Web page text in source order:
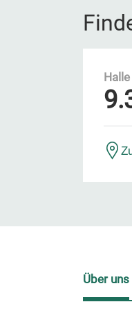
Halle
Über uns